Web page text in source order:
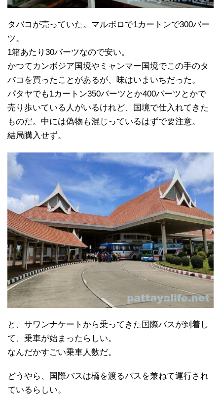
タバコが売っていた。マルボロで1カートンで300バー
ツ。
1箱あたり30バーツなので安い。
かつてカンボジア国境やミャンマー国境でこの手のタ
バコを買ったことがあるが、味はいまいちだった。
パタヤでも1カートン350バーツとか400バーツとかで
売り歩いている人がいるけれど、国境で仕入れてきた
ものだ。中には偽物も混じっているはずで要注意。
結局購入せず。
と、サワンナケートから乗ってきた国際バスが到着し
て、乗車が始まったらしい。
なんだかすごい乗車人数だ。
どうやら、国際バスは橋を渡るバスを兼ねて運行され
ているらしい。